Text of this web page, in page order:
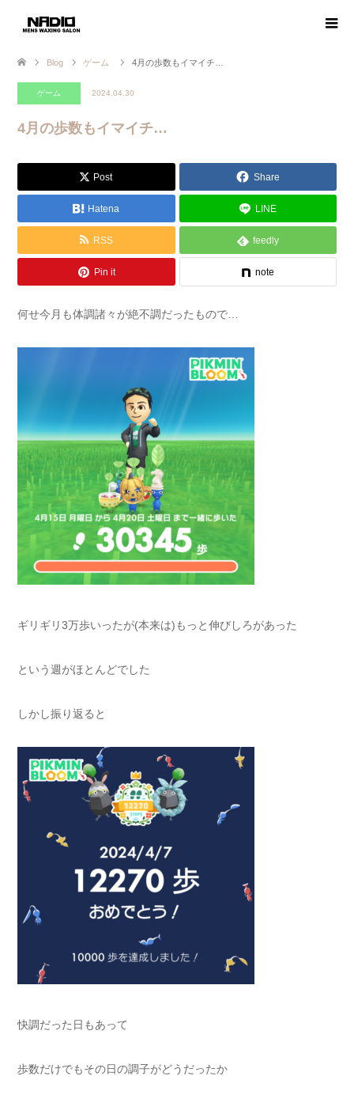
Blog ゲーム 4月の歩数もイマイチ…
ゲーム 2024.04.30
4月の歩数もイマイチ…
Post Share
Hatena LINE
RSS feedly
Pin it note
何せ今月も体調諸々が絶不調だったもので…
ギリギリ3万歩いったが(本来は)もっと伸びしろがあった
という週がほとんどでした
しかし振り返ると
快調だった日もあって
歩数だけでもその日の調子がどうだったか